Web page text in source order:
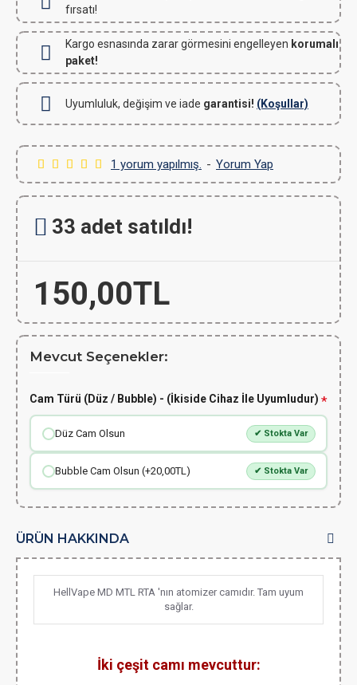
fırsatı!
Kargo esnasında zarar görmesini engelleyen korumalı
paket!
Uyumluluk, değişim ve iade garantisi! (Koşullar)
1 yorum yapılmış. - Yorum Yap
150,00TL
33 adet satıldı!
Mevcut Seçenekler:
Cam Türü (Düz / Bubble) - (İkiside Cihaz İle Uyumludur)
Düz Cam Olsun ✔ Stokta Var
Bubble Cam Olsun (+20,00TL) ✔ Stokta Var
ÜRÜN HAKKINDA
HellVape MD MTL RTA 'nın atomizer camıdır. Tam uyum
sağlar.
İki çeşit camı mevcuttur: